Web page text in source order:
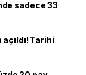
sadece 33
Tarihi